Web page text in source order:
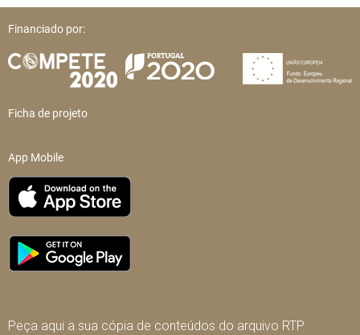
Financiado por:
Ficha de projeto
App Mobile
Peça aqui a sua cópia de conteúdos do arquivo RTP